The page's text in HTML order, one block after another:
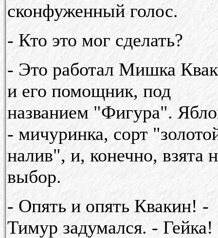
сконфуженный голос.
- Кто это мог сделать?
- Это работал Мишка
и его помощник, под
названием "Фигура".
- мичуринка, сорт
налив", и, конечно, взята
выбор.
- Опять и опять Квакин! -
Тимур задумался. -